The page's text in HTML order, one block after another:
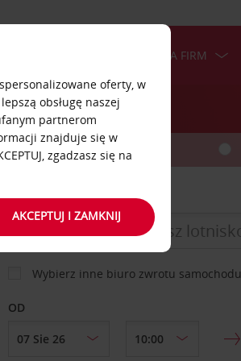
OFERTA DLA FIRM
SAMOCHÓD
MIEJSCE ODBIORU
Wybierz inne biuro zwrotu samochodu
OD
oferty, w
obsługę naszej
partnerom
znajduje się w
zgadzasz się na
AKCEPTUJ I ZAMKNIJ